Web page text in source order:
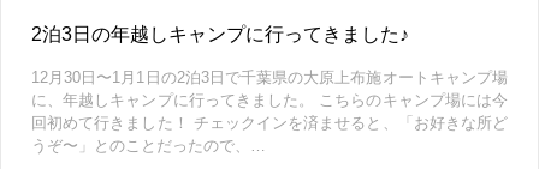
2泊3日の年越しキャンプに行ってきました♪
12月30日〜1月1日の2泊3日で千葉県の大原上布施オートキャンプ場
に、年越しキャンプに行ってきました。 こちらのキャンプ場には今
回初めて行きました！ チェックインを済ませると、「お好きな所ど
うぞ〜」とのことだったので、…